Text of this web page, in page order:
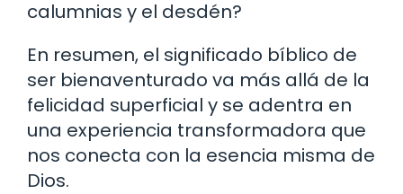
calumnias y el desdén?
En resumen, el significado bíblico de
ser bienaventurado va más allá de la
felicidad superficial y se adentra en
una experiencia transformadora que
nos conecta con la esencia misma de
Dios.